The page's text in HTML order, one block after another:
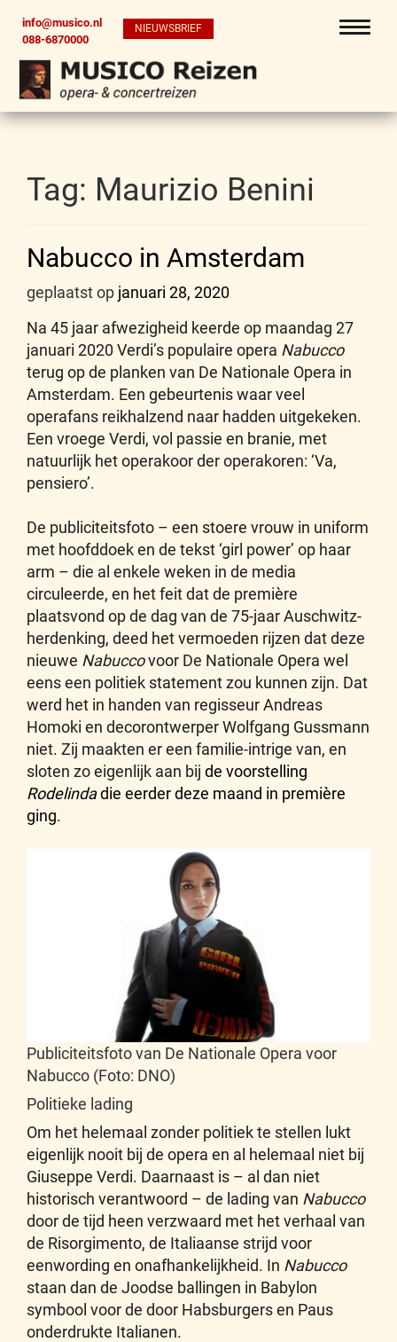
info@musico.nl
088-6870000
NIEUWSBRIEF
Tag: Maurizio Benini
Nabucco in Amsterdam
geplaatst op januari 28, 2020
Na 45 jaar afwezigheid keerde op maandag 27
januari 2020 Verdi’s populaire opera Nabucco
terug op de planken van De Nationale Opera in
Amsterdam. Een gebeurtenis waar veel
operafans reikhalzend naar hadden uitgekeken.
Een vroege Verdi, vol passie en branie, met
natuurlijk het operakoor der operakoren: ‘Va,
pensiero’.
De publiciteitsfoto – een stoere vrouw in uniform
met hoofddoek en de tekst ‘girl power’ op haar
arm – die al enkele weken in de media
circuleerde, en het feit dat de première
plaatsvond op de dag van de 75-jaar Auschwitz-
herdenking, deed het vermoeden rijzen dat deze
nieuwe Nabuccovoor De Nationale Opera wel
eens een politiek statement zou kunnen zijn. Dat
werd het in handen van regisseur Andreas
Homoki en decorontwerper Wolfgang Gussmann
niet. Zij maakten er een familie-intrige van, en
sloten zo eigenlijk aan bij de voorstelling
Rodelindadie eerder deze maand in première
ging.
Publiciteitsfoto van De Nationale Opera voor
Nabucco (Foto: DNO)
Politieke lading
Om het helemaal zonder politiek te stellen lukt
eigenlijk nooit bij de opera en al helemaal niet bij
Giuseppe Verdi. Daarnaast is – al dan niet
historisch verantwoord – de lading van Nabucco
door de tijd heen verzwaard met het verhaal van
de Risorgimento, de Italiaanse strijd voor
eenwording en onafhankelijkheid. In Nabucco
staan dan de Joodse ballingen in Babylon
symbool voor de door Habsburgers en Paus
onderdrukte Italianen.